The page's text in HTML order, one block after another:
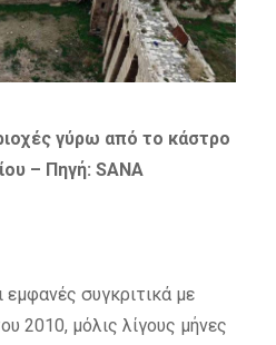
γύρω από το κάστρο
– Πηγή: SANA
εμφανές συγκριτικά με
2010, μόλις λίγους μήνες